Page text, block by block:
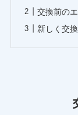
交換前の
新しく交